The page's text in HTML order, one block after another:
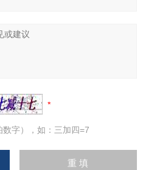
字），如：三加四=7